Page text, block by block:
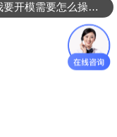
我要开模需要怎么操作？